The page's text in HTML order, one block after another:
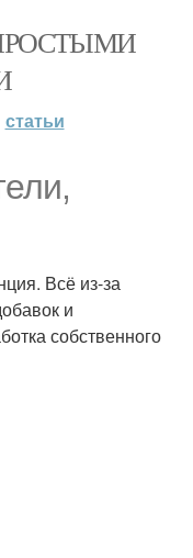
статьи
Всё из-за
и
собственного